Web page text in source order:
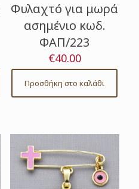
Φυλαχτό για μωρά
ασημένιο κωδ.
ΦΑΠ/223
€40.00
Προσθήκη στο καλάθι